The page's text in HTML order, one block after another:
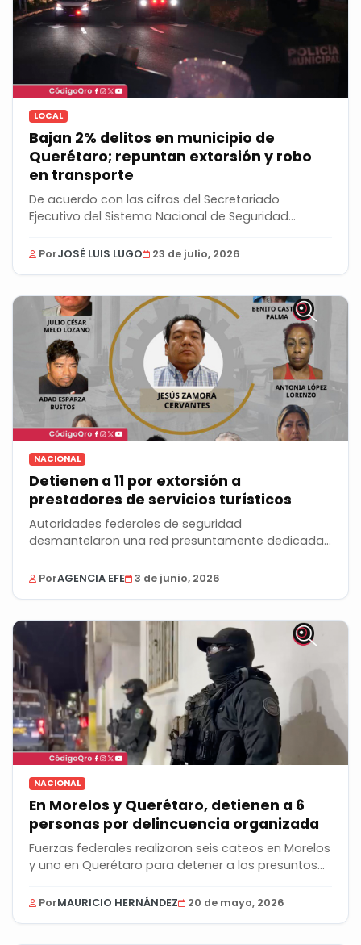
LOCAL
Bajan 2% delitos en municipio de
Querétaro; repuntan extorsión y robo
en transporte
De acuerdo con las cifras del Secretariado
Ejecutivo del Sistema Nacional de Seguridad
PorJOSÉ LUIS LUGO 23 de julio, 2026
NACIONAL
Detienen a 11 por extorsión a
prestadores de servicios turísticos
Autoridades federales de seguridad
desmantelaron una red presuntamente dedicada
PorAGENCIA EFE 3 de junio, 2026
NACIONAL
En Morelos y Querétaro, detienen a 6
personas por delincuencia organizada
Fuerzas federales realizaron seis cateos en Morelos
y uno en Querétaro para detener a los presuntos...
PorMAURICIO HERNÁNDEZ 20 de mayo, 2026